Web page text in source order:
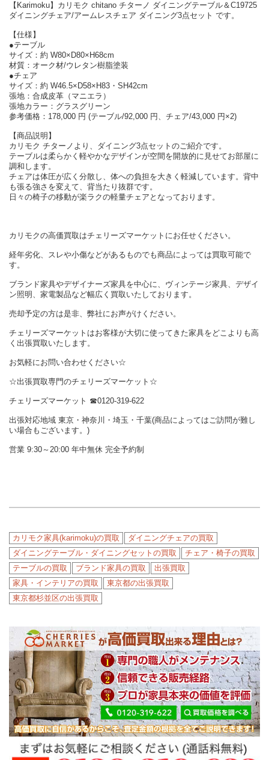
【Karimoku】カリモク chitano チターノ ダイニングテーブル＆C19725
ダイニングチェア/アームレスチェア ダイニング3点セット です。
【仕様】
●テーブル
サイズ：約 W80×D80×H68cm
材質：オーク材/ウレタン樹脂塗装
●チェア
サイズ：約 W46.5×D58×H83・SH42cm
張地：合成皮革（マニエラ）
張地カラー：グラスグリーン
参考価格：178,000 円 (テーブル/92,000 円、チェア/43,000 円×2)
【商品説明】
カリモク チターノより、ダイニング3点セットのご紹介です。
テーブルは柔らかく軽やかなデザインが空間を開放的に見せてお部屋に
調和します。
チェアは体圧が広く分散し、体への負担を大きく軽減しています。背中
も張る強さを変えて、背当たり抜群です。
日々の椅子の移動が楽ラクの軽量チェアとなっております。
カリモクの高価買取はチェリーズマーケットにお任せください。
経年劣化、スレや小傷などがあるものでも商品によっては買取可能で
す。
ブランド家具やデザイナーズ家具を中心に、ヴィンテージ家具、デザイ
ン照明、家電製品など幅広く買取いたしております。
売却予定の方は是非、弊社にお声がけください。
チェリーズマーケットはお客様が大切に使ってきた家具をどこよりも高
く出張買取いたします。
お気軽にお問い合わせください☆
☆出張買取専門のチェリーズマーケット☆
チェリーズマーケット ☎︎0120-319-622
出張対応地域 東京・神奈川・埼玉・千葉(商品によってはご訪問が難し
い場合もございます。)
営業 9:30～20:00 年中無休 完全予約制
カリモク家具(karimoku)の買取
ダイニングチェアの買取
ダイニングテーブル・ダイニングセットの買取
チェア・椅子の買取
テーブルの買取
ブランド家具の買取
出張買取
家具・インテリアの買取
東京都の出張買取
東京都杉並区の出張買取